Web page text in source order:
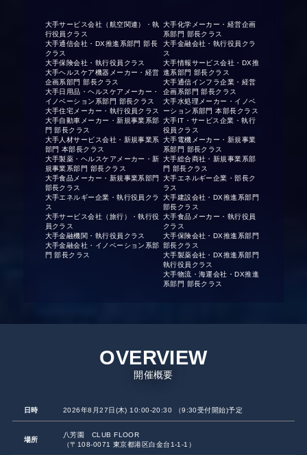
大手サービス会社（航空関連）・執
行役員クラス
大手通信会社・DX推進系部門 部長
クラス
大手保険会社・執行役員クラス
大手ヘルスケア機器メーカー・経営
企画系部門 部長クラス
大手日用品・ヘルスケアメーカー・
イノベーション系部門 部長クラス
大手住宅メーカー・執行役員クラス
大手自動車メーカー・新規事業系部
門 部長クラス
大手人材サービス会社・新規事業系
部門 本部長クラス
大手製薬・ヘルスケアメーカー・新
規事業系部門 部長クラス
大手食品メーカー・新規事業系部門
部長クラス
大手エネルギー企業・執行役員クラ
ス
大手サービス会社（旅行）・執行役
員クラス
大手金融機関・執行役員クラス
大手金融会社・イノベーション系部
門 部長クラス
大手化学メーカー・経営企画
系部門 部長クラス
大手金融会社・執行役員クラ
ス
大手情報サービス会社・DX推
進系部門 部長クラス
大手通信インフラ企業・経営
企画系部門 部長クラス
大手水処理メーカー・イノベ
ーション系部門 本部長クラス
大手IT・サービス企業・執行
役員クラス
大手電機メーカー・新規事業
系部門 部長クラス
大手総合商社・新規事業系部
門 部長クラス
大手エネルギー企業・部長ク
ラス
大手建設会社・DX推進系部門
部長クラス
大手食品メーカー・執行役員
クラス
大手保険会社・DX推進系部門
部長クラス
大手製薬会社・DX推進系部門
執行役員クラス
大手物流・海運会社・DX推進
系部門 部長クラス
OVERVIEW
開催概要
日時 2026年8月27日(木) 10:00-20:30 （9:30受付開始)予定
場所
八芳園 CLUB FLOOR
（〒108-0071 東京都港区白金台1-1-1）